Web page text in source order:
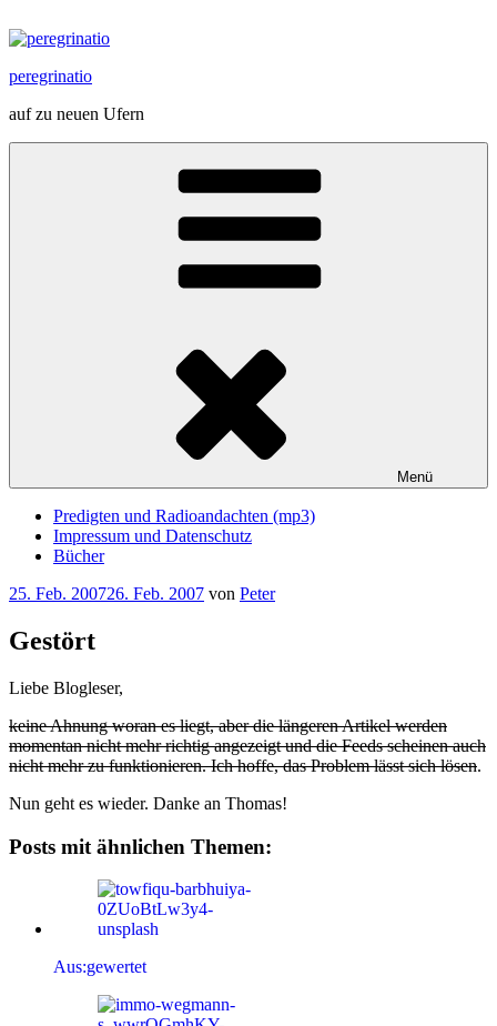
Inhalt
peregrinatio
auf zu neuen Ufern
Menü
Predigten und Radioandachten (mp3)
Impressum und Datenschutz
Bücher
Veröffentlicht
25. Feb. 200726. Feb. 2007 von Peter
Gestört
Liebe Blogleser,
keine Ahnung woran es liegt, aber die längeren Artikel werden
momentan nicht mehr richtig angezeigt und die Feeds scheinen auch
nicht mehr zu funktionieren. Ich hoffe, das Problem lässt sich lösen.
Nun geht es wieder. Danke an Thomas!
Posts mit ähnlichen Themen:
Aus:gewertet